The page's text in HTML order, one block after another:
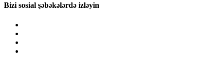
Bizi sosial şəbəkələrdə izləyin